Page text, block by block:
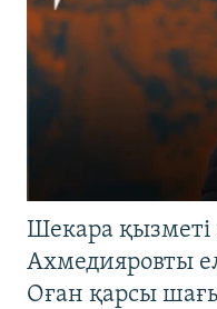
Шекара
Ахмедияровты
Оған қарсы